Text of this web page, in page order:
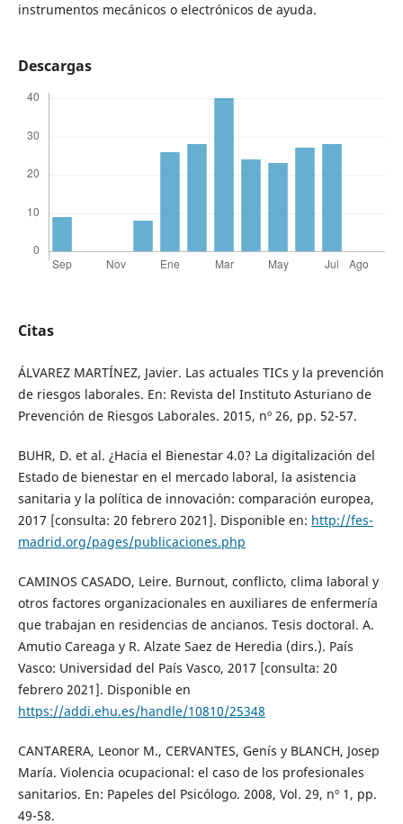
instrumentos mecánicos o electrónicos de ayuda.
Descargas
Citas
ÁLVAREZ MARTÍNEZ, Javier. Las actuales TICs y la prevención
de riesgos laborales. En: Revista del Instituto Asturiano de
Prevención de Riesgos Laborales. 2015, nº 26, pp. 52-57.
BUHR, D. et al. ¿Hacia el Bienestar 4.0? La digitalización del
Estado de bienestar en el mercado laboral, la asistencia
sanitaria y la política de innovación: comparación europea,
2017 [consulta: 20 febrero 2021]. Disponible en: http://fes-
madrid.org/pages/publicaciones.php
CAMINOS CASADO, Leire. Burnout, conflicto, clima laboral y
otros factores organizacionales en auxiliares de enfermería
que trabajan en residencias de ancianos. Tesis doctoral. A.
Amutio Careaga y R. Alzate Saez de Heredia (dirs.). País
Vasco: Universidad del País Vasco, 2017 [consulta: 20
febrero 2021]. Disponible en
https://addi.ehu.es/handle/10810/25348
CANTARERA, Leonor M., CERVANTES, Genís y BLANCH, Josep
María. Violencia ocupacional: el caso de los profesionales
sanitarios. En: Papeles del Psicólogo. 2008, Vol. 29, nº 1, pp.
49-58.